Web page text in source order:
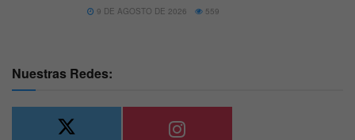
9 DE AGOSTO DE 2026 559
Nuestras Redes: